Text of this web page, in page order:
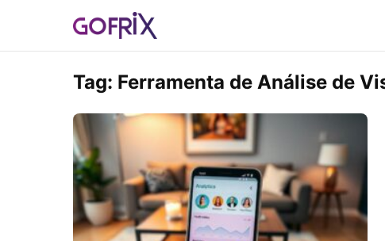
Tag: Ferramenta de Análise de